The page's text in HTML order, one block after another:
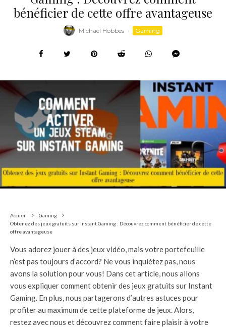
bénéficier de cette offre avantageuse
Michael Hobbes · Gaming
Accueil
Gaming
Obtenez des jeux gratuits sur Instant Gaming : Découvrez comment bénéficier de cette
offre avantageuse
Vous adorez jouer à des jeux vidéo, mais votre portefeuille
n’est pas toujours d’accord? Ne vous inquiétez pas, nous
avons la solution pour vous! Dans cet article, nous allons
vous expliquer comment obtenir des jeux gratuits sur Instant
Gaming. En plus, nous partagerons d’autres astuces pour
profiter au maximum de cette plateforme de jeux. Alors,
restez avec nous et découvrez comment faire plaisir à votre